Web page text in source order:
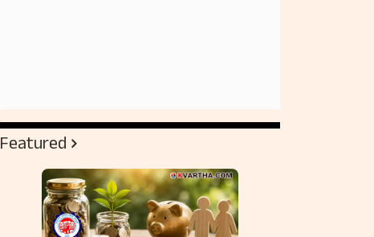
Featured